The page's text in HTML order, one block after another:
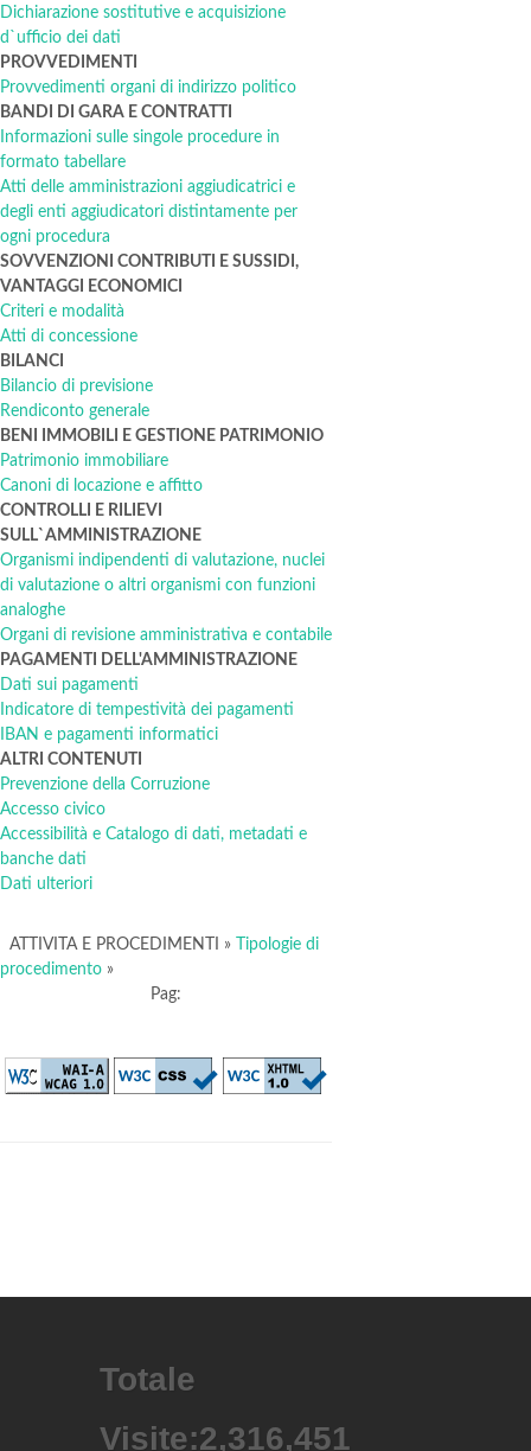
Dichiarazione sostitutive e acquisizione
d`ufficio dei dati
PROVVEDIMENTI
Provvedimenti organi di indirizzo politico
BANDI DI GARA E CONTRATTI
Informazioni sulle singole procedure in
formato tabellare
Atti delle amministrazioni aggiudicatrici e
degli enti aggiudicatori distintamente per
ogni procedura
SOVVENZIONI CONTRIBUTI E SUSSIDI,
VANTAGGI ECONOMICI
Criteri e modalità
Atti di concessione
BILANCI
Bilancio di previsione
Rendiconto generale
BENI IMMOBILI E GESTIONE PATRIMONIO
Patrimonio immobiliare
Canoni di locazione e affitto
CONTROLLI E RILIEVI
SULL`AMMINISTRAZIONE
Organismi indipendenti di valutazione, nuclei
di valutazione o altri organismi con funzioni
analoghe
Organi di revisione amministrativa e contabile
PAGAMENTI DELL'AMMINISTRAZIONE
Dati sui pagamenti
Indicatore di tempestività dei pagamenti
IBAN e pagamenti informatici
ALTRI CONTENUTI
Prevenzione della Corruzione
Accesso civico
Accessibilità e Catalogo di dati, metadati e
banche dati
Dati ulteriori
ATTIVITA E PROCEDIMENTI »
Tipologie di
procedimento »
Pag:
Totale
Visite:2,316,451